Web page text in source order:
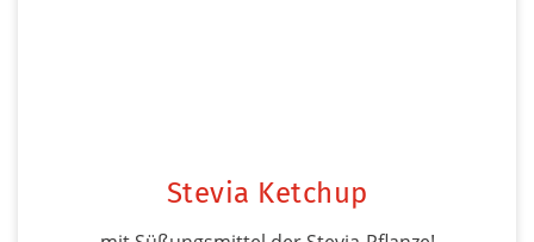
Stevia Ketchup